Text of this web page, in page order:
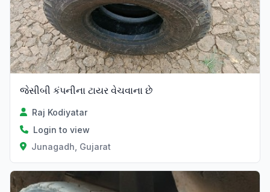
જેસીબી કંપનીના ટાયર વેચવાના છે
Raj Kodiyatar
Login to view
Junagadh, Gujarat